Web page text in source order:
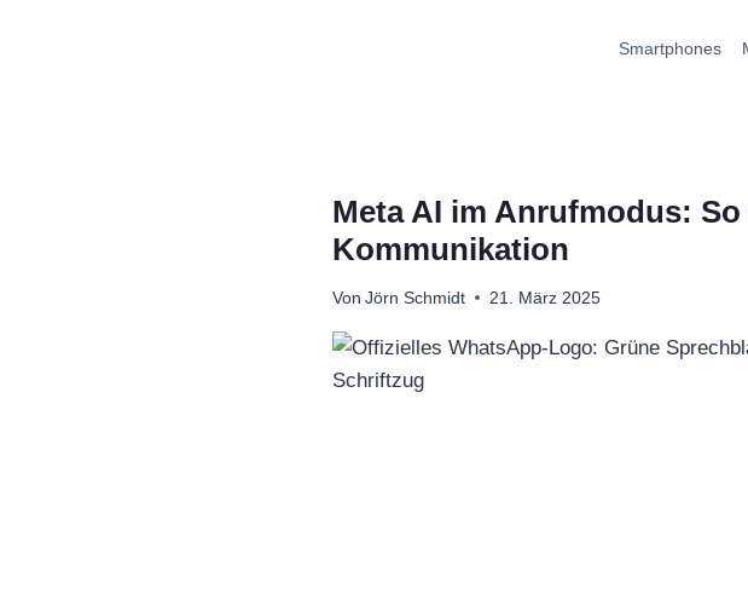
Smartphones
Meta AI im Anrufmodus:
Kommunikation
Von Jörn Schmidt 21. März 2025